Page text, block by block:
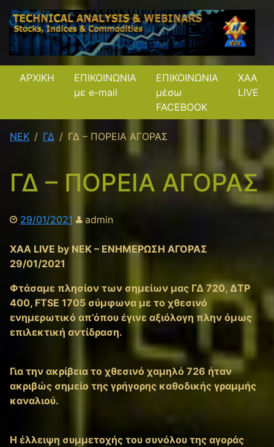
ΑΡΧΙΚΗ
ΕΠΙΚΟΙΝΩΝΙΑ
με e-mail
ΕΠΙΚΟΙΝΩΝΙΑ
μέσω
FACEBOOK
XAA
LIVE
NEK ΓΔ ΓΔ – ΠΟΡΕΙΑ ΑΓΟΡΑΣ
ΓΔ – ΠΟΡΕΙΑ ΑΓΟΡΑΣ
29/01/2021 admin
XAA LIVE by NEK – ΕΝΗΜΕΡΩΣΗ ΑΓΟΡΑΣ
29/01/2021
Φτάσαμε πλησίον των σημείων μας ΓΔ 720, ΔΤΡ
400, FTSE 1705 σύμφωνα με το χθεσινό
ενημερωτικό απ’όπου έγινε αξιόλογη πλην όμως
επιλεκτική αντίδραση.
Για την ακρίβεια το χθεσινό χαμηλό 726 ήταν
ακριβώς σημείο της γρήγορης καθοδικής γραμμής
καναλιού.
Η έλλειψη συμμετοχής του συνόλου της αγοράς